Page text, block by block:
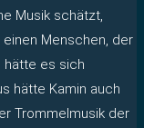
Musik schätzt,
Menschen, der
hätte es sich
hätte Kamin auch
Trommelmusik der